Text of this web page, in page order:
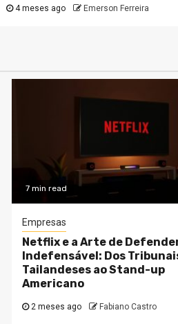
4 meses ago Emerson Ferreira
7 min read
Empresas
Netflix e a Arte de
Indefensável: Dos
Tailandeses ao Stand-up
Americano
2 meses ago Fabiano Castro